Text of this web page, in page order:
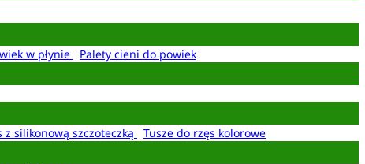
w płynie
Palety cieni do powiek
z silikonową szczoteczką
Tusze do rzęs kolorowe